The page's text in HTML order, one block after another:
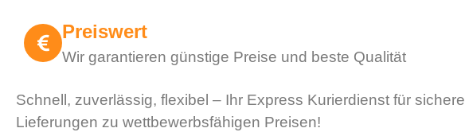
Preiswert
Wir garantieren günstige Preise und beste Qualität
Schnell, zuverlässig, flexibel – Ihr Express Kurierdienst für sichere
Lieferungen zu wettbewerbsfähigen Preisen!